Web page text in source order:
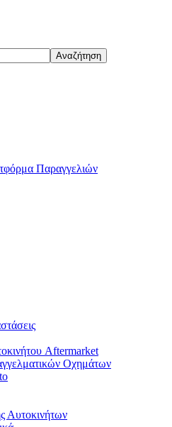
Παραγγελιών
Aftermarket
Οχημάτων
Αυτοκινήτων